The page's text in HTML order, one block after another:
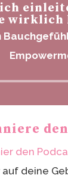
wirklich
den
auf deine